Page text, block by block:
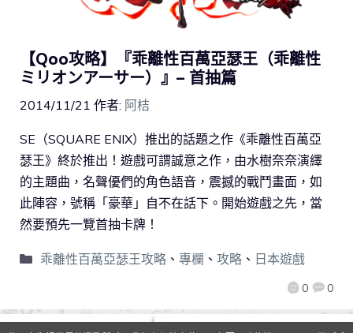
【Qoo攻略】『乖離性百萬亞瑟王（乖離性
ミリオンアーサー）』– 首抽篇
2014/11/21 作者: 阿桔
0 0
SE（SQUARE ENIX）推出的話題之作《乖離性百萬亞
瑟王》終於推出！遊戲可謂誠意之作，由水樹奈奈演繹
的主題曲，名聲優們的角色語音，震撼的戰鬥畫面，如
此陣容，號稱「豪華」自不在話下。開始遊戲之先，當
然要預先一覽首抽卡牌！
乖離性百萬亞瑟王攻略、 專欄 、 攻略、 日本遊戲